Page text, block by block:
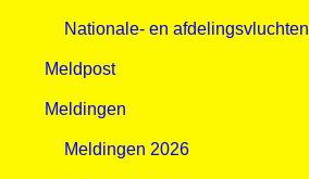
Nationale- en afdelingsvluchten
Meldpost
Meldingen
Meldingen 2026